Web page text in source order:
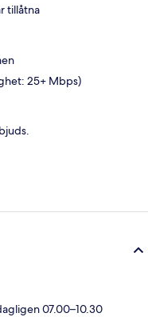
tillåtna
25+ Mbps)
07.00–10.30